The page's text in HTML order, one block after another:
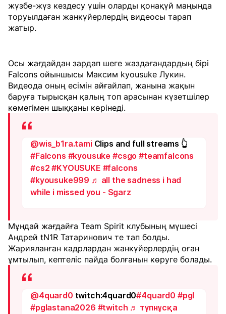
жүзбе-жүз кездесу үшін оларды қонақүй маңында
торуылдаған жанкүйерлердің видеосы тарап
жатыр.
Осы жағдайдан зардап шеге жаздағандардың бірі
Falcons ойыншысы Максим kyousuke Лукин.
Видеода оның есімін айғайлап, жанына жақын
баруға тырысқан қалың топ арасынан күзетшілер
көмегімен шыққаны көрінеді.
@wis_b1ra.tami Clips and full streams 👆
#Falcons #kyousuke #csgo #teamfalcons
#cs2 #KYOUSUKE #falcons
#kyousuke999 ♬ all the sadness i had
while i missed you - Sgarz
Мұндай жағдайға Team Spirit клубының мүшесі
Андрей tN1R Татаринович те тап болды.
Жарияланған кадрлардан жанкүйерлердің оған
ұмтылып, кептеліс пайда болғанын көруге болады.
@4quard0 twitch:4quard0#4quard0 #pgl
#pglastana2026 #twitch ♬ түпнұсқа